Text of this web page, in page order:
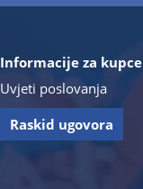
Informacije za kupce
Uvjeti poslovanja
Raskid ugovora